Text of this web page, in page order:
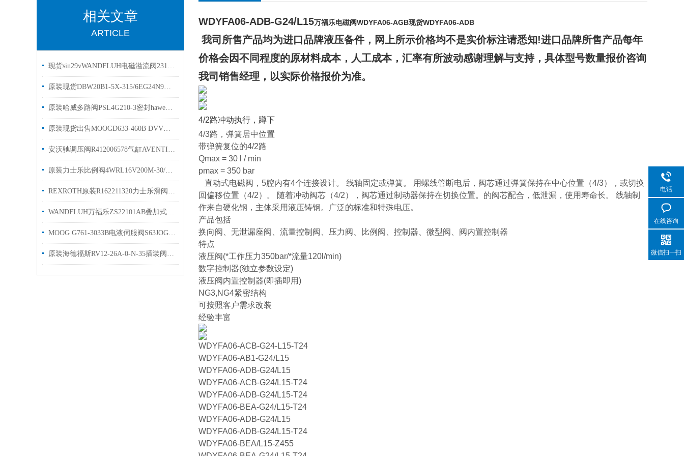
相关文章
ARTICLE
现货sin29vWANDFLUH电磁溢流阀2313.001 M2203-G24-C
原装现货DBW20B1-5X-315/6EG24N9K4溢流阀
原装哈威多路阀PSL4G210-3密封hawe哈维换向阀密封圈
原装现货出售MOOGD633-460B DVV穆格伺服阀
安沃驰调压阀R412006578气缸AVENTICS优势供应
原装力士乐比例阀4WRL16V200M-30/G24Z4/Mrexroth样本
REXROTH原装R162211320力士乐滑阀KWD-015-SNS
WANDFLUH万福乐ZS22101AB叠加式换向阀优势供应
MOOG G761-3033B电液伺服阀S63JOGM4VPL有库存
原装海德福斯RV12-26A-0-N-35插装阀现货出售
WDYFA06-ADB-G24/L15万福乐电磁阀WDYFA06-AGB现货WDYFA06-ADB
我司所售产品均为进口品牌液压备件，网上所示价格均不是实价标注请悉知!进口品牌所售产品每年
价格会因不同程度的原材料成本，人工成本，汇率有所波动感谢理解与支持，具体型号数量报价咨询
我司销售经理，以实际价格报价为准。
4/2路冲动执行，蹲下
4/3路，弹簧居中位置
带弹簧复位的4/2路
Qmax = 30 l / min
pmax = 350 bar
直动式电磁阀，5腔内有4个连接设计。 线轴固定或弹簧。 用螺线管断电后，阀芯通过弹簧保持在中心位置（4/3），或切换
回偏移位置（4/2）。 随着冲动阀芯（4/2），阀芯通过制动器保持在切换位置。的阀芯配合，低泄漏，使用寿命长。 线轴制
作来自硬化钢，主体采用液压铸钢。广泛的标准和特殊电压。
产品包括
换向阀、无泄漏座阀、流量控制阀、压力阀、比例阀、控制器、微型阀、阀内置控制器
特点
液压阀(*工作压力350bar/*流量120l/min)
数字控制器(独立参数设定)
液压阀内置控制器(即插即用)
NG3,NG4紧密结构
可按照客户需求改装
经验丰富
WDYFA06-ACB-G24-L15-T24
WDYFA06-AB1-G24/L15
WDYFA06-ADB-G24/L15
WDYFA06-ACB-G24/L15-T24
WDYFA06-ADB-G24/L15-T24
WDYFA06-BEA-G24/L15-T24
WDYFA06-ADB-G24/L15
WDYFA06-ADB-G24/L15-T24
WDYFA06-BEA/L15-Z455
电话
在线咨询
微信扫一扫